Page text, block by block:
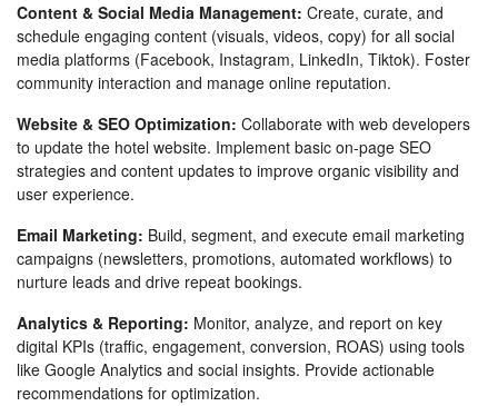
Content & Social Media Management: Create, curate, and
schedule engaging content (visuals, videos, copy) for all social
media platforms (Facebook, Instagram, LinkedIn, Tiktok). Foster
community interaction and manage online reputation.
Website & SEO Optimization: Collaborate with web developers
to update the hotel website. Implement basic on-page SEO
strategies and content updates to improve organic visibility and
user experience.
Email Marketing: Build, segment, and execute email marketing
campaigns (newsletters, promotions, automated workflows) to
nurture leads and drive repeat bookings.
Analytics & Reporting: Monitor, analyze, and report on key
digital KPIs (traffic, engagement, conversion, ROAS) using tools
like Google Analytics and social insights. Provide actionable
recommendations for optimization.